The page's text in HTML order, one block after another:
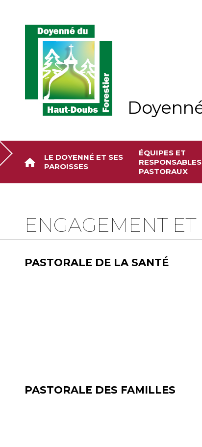
LE DOYENNÉ ET SES
PAROISSES
ÉQUIPES ET
RESPONSABLES
PASTORAUX
ENGAGEMENT
PASTORALE DE LA SANTÉ
PASTORALE DES FAMILLES